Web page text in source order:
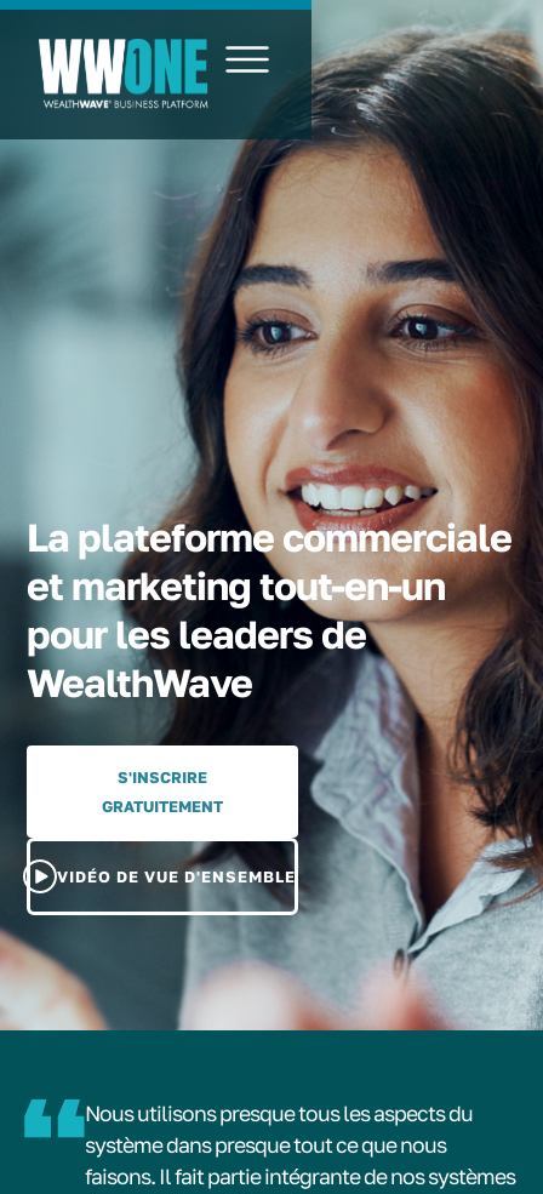
La plateforme commerciale
et marketing tout-en-un
pour les leaders de
WealthWave
S'INSCRIRE
GRATUITEMENT
VIDÉO DE VUE D'ENSEMBLE
Nous utilisons presque tous les aspects du
système dans presque tout ce que nous
faisons. Il fait partie intégrante de nos systèmes